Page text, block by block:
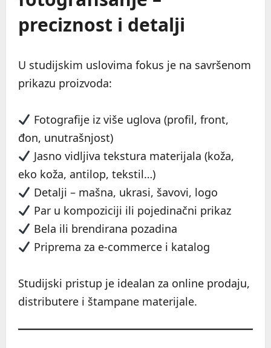
preciznost i detalji
U studijskim uslovima fokus je na savršenom
prikazu proizvoda:
Fotografije iz više uglova (profil, front,
đon, unutrašnjost)
Jasno vidljiva tekstura materijala (koža,
eko koža, antilop, tekstil…)
Detalji – mašna, ukrasi, šavovi, logo
Par u kompoziciji ili pojedinačni prikaz
Bela ili brendirana pozadina
Priprema za e-commerce i katalog
Studijski pristup je idealan za online prodaju,
distributere i štampane materijale.